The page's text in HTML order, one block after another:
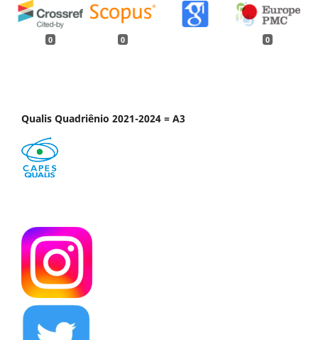
0 0 0
Qualis Quadriênio 2021-2024 = A3